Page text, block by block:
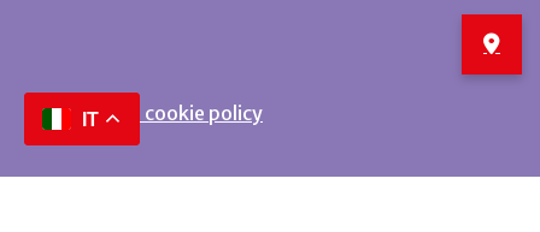
Privacy e cookie policy
IT